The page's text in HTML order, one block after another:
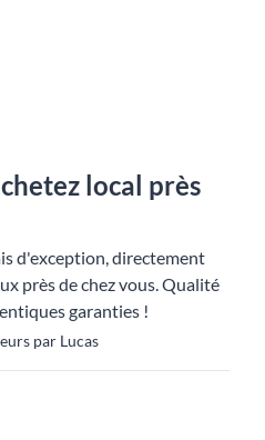
local près
d'exception, directement
près de chez vous. Qualité
garanties !
par Lucas